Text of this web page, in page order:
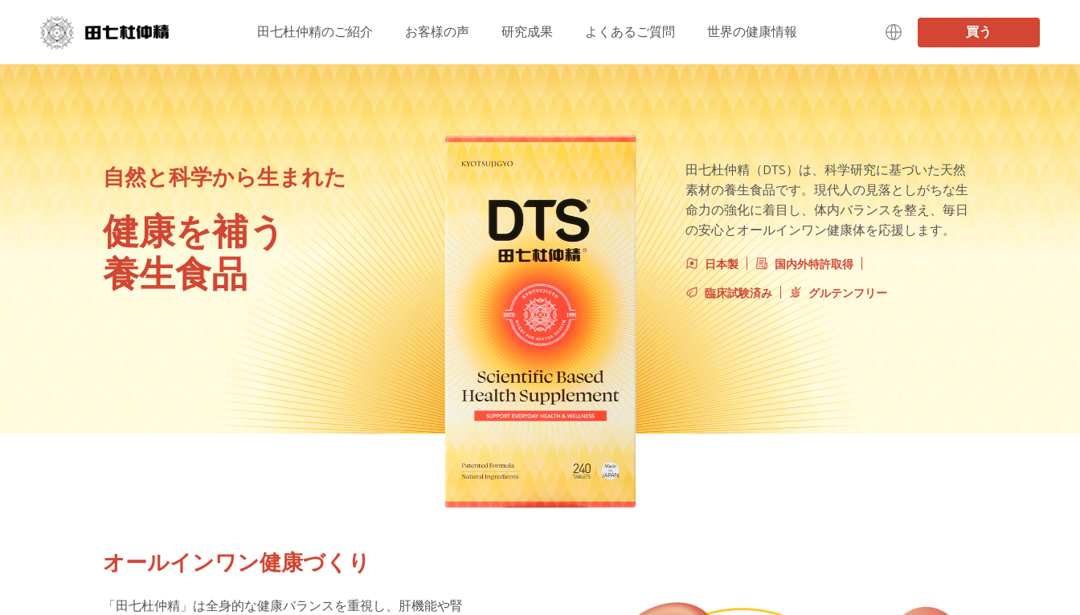
田七杜仲精のご紹介 お客様の声 研究成果 よくあるご質問 世界の健康情報
中文
日本語
English
Deutsch
買う
自然と科学から生まれた
健康を補う
養生食品
田七杜仲精（DTS）は、科学研究に基づいた天然
素材の養生食品です。現代人の見落としがちな生
命力の強化に着目し、体内バランスを整え、毎日
の安心とオールインワン健康体を応援します。
日本製
国内外特許取得
臨床試験済み
グルテンフリー
オールインワン健康づくり
「田七杜仲精」は全身的な健康バランスを重視し、肝機能や腎